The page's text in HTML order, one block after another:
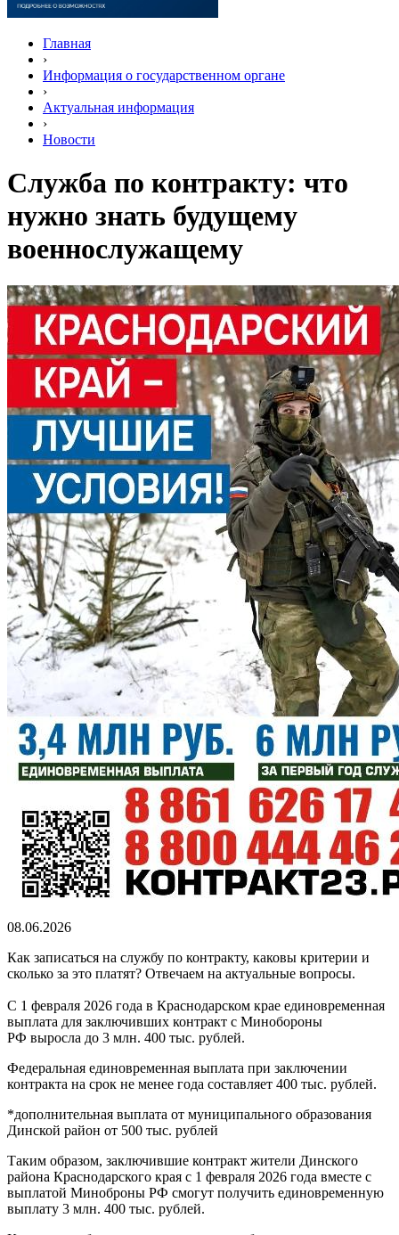
Главная
›
Информация о государственном органе
›
Актуальная информация
›
Новости
Служба по контракту: что
нужно знать будущему
военнослужащему
08.06.2026
Как записаться на службу по контракту, каковы критерии и
сколько за это платят? Отвечаем на актуальные вопросы.
С 1 февраля 2026 года в Краснодарском крае единовременная
выплата для заключивших контракт с Минобороны
РФ выросла до 3 млн. 400 тыс. рублей.
Федеральная единовременная выплата при заключении
контракта на срок не менее года составляет 400 тыс. рублей.
*дополнительная выплата от муниципального образования
Динской район от 500 тыс. рублей
Таким образом, заключившие контракт жители Динского
района Краснодарского края с 1 февраля 2026 года вместе с
выплатой Миноброны РФ смогут получить единовременную
выплату 3 млн. 400 тыс. рублей.